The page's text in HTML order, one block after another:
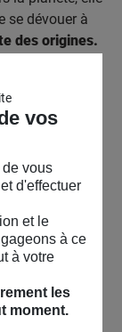
se dévouer à
des origines.
outils à
ou
aider les
de réponse.
dans les
de recherche
la
vos
vous
d'effectuer
et le
à ce
à votre
les
moment.